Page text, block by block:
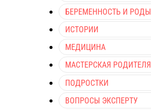
БЕРЕМЕННОСТЬ И РОДЫ
ИСТОРИИ
МЕДИЦИНА
МАСТЕРСКАЯ РОДИТЕЛЯ
ПОДРОСТКИ
ВОПРОСЫ ЭКСПЕРТУ